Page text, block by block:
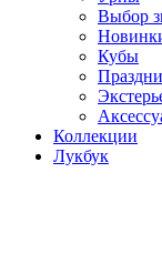
Выбор
Кубы
Коллекции
Лукбук